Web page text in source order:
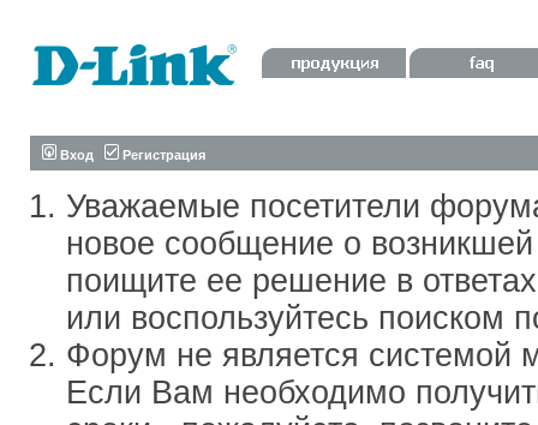
Вход Регистрация
Уважаемые посетители
новое сообщение о
поищите ее решение в
или воспользуйтесь поиском
Форум не является системой
Если Вам необходимо